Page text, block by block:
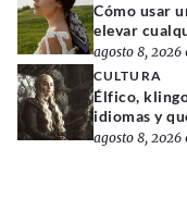
Cómo usar
elevar
agosto 8, 2026
CULTURA
Élfico,
idiomas y
agosto 8, 2026